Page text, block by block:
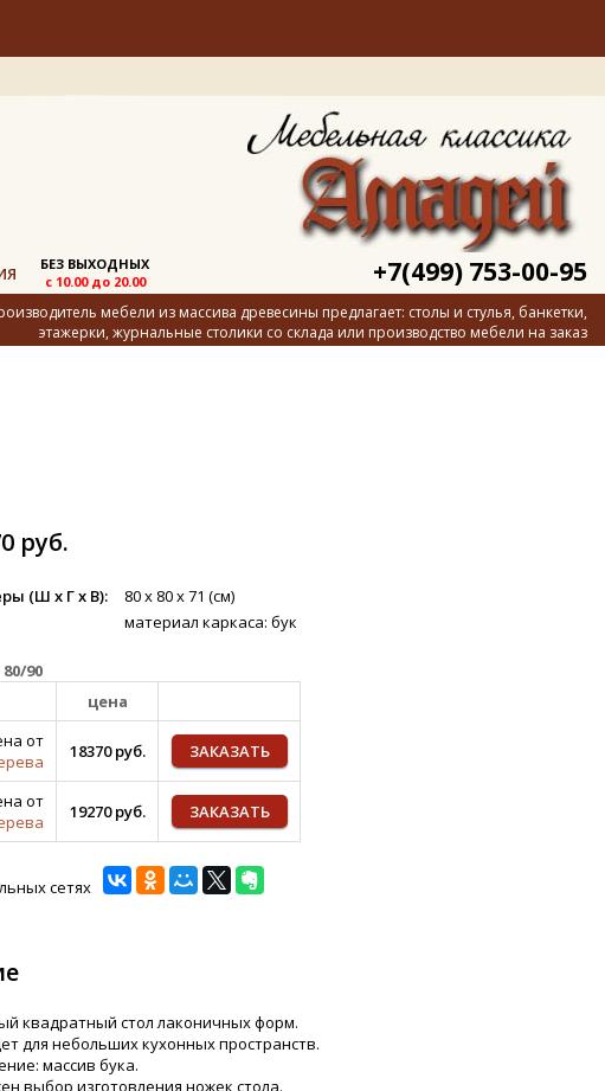
БЕЗ ВЫХОДНЫХ
с 10.00 до 20.00
+7(499) 753-00-95
мебели из массива древесины предлагает: столы и стулья, банкетки,
этажерки, журнальные столики со склада или производство мебели на заказ
руб.
(Ш х Г х В):
80 х 80 х 71 (см)
материал каркаса: бук
90
цена
от
18370 руб. ЗАКАЗАТЬ
от
19270 руб. ЗАКАЗАТЬ
сетях
квадратный стол лаконичных форм.
для небольших кухонных пространств.
массив бука.
выбор изготовления ножек стола.